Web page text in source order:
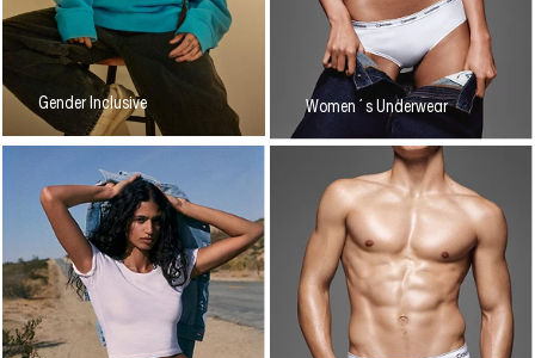
Gender Inclusive Women´s Underwear